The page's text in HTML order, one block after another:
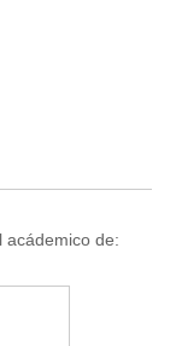
acádemico de: